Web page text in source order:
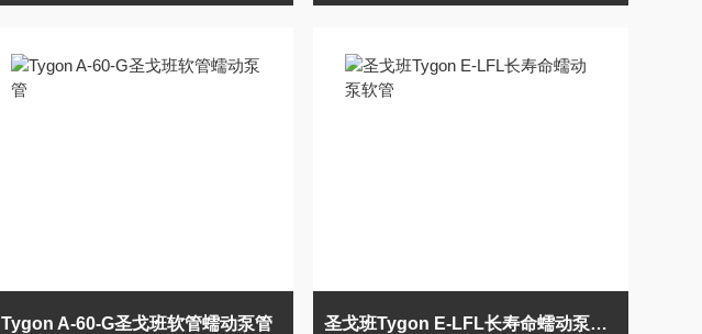
Tygon A-60-G圣戈班软管蠕动泵管 圣戈班Tygon E-LFL长寿命蠕动泵软管